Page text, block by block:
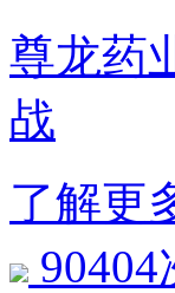
尊龙药
战
了解更